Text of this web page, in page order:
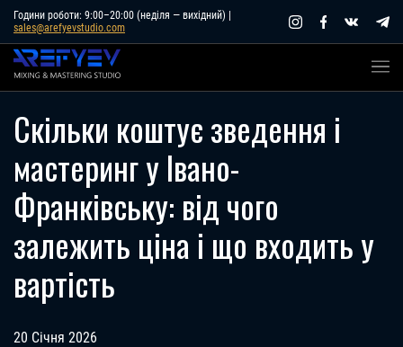
Skip
content
Години роботи: 9:00–20:00 (неділя — вихідний) |
sales@arefyevstudio.com
Скільки коштує зведення і
мастеринг у Івано-
Франківську: від чого
залежить ціна і що входить у
вартість
20 Січня 2026